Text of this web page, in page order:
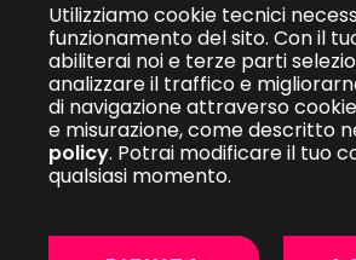
Utilizziamo cookie tecnici
funzionamento del sito. Con il
abiliterai noi e terze parti
analizzare il traffico e
di navigazione attraverso
e misurazione, come descritto
policy. Potrai modificare il tuo
qualsiasi momento.
Kiwi Digital S.r.l.
Sede Legale: Via Nino Bixio 1,
C.F. e P.I. 08114580965 · REA: MB – 1887828 ·
10.000,00 interamente versato
© 2026 Kiwi Digital S.r.l.
Privacy Policy·Cookie Policy